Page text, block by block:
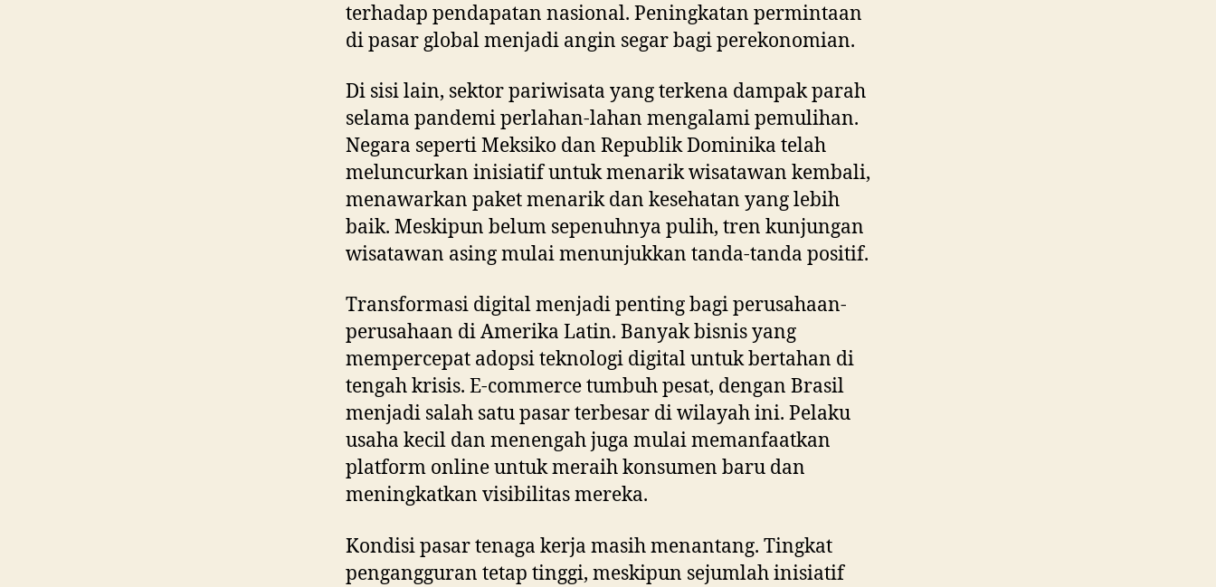
terhadap pendapatan nasional. Peningkatan permintaan
di pasar global menjadi angin segar bagi perekonomian.
Di sisi lain, sektor pariwisata yang terkena dampak parah
selama pandemi perlahan-lahan mengalami pemulihan.
Negara seperti Meksiko dan Republik Dominika telah
meluncurkan inisiatif untuk menarik wisatawan kembali,
menawarkan paket menarik dan kesehatan yang lebih
baik. Meskipun belum sepenuhnya pulih, tren kunjungan
wisatawan asing mulai menunjukkan tanda-tanda positif.
Transformasi digital menjadi penting bagi perusahaan-
perusahaan di Amerika Latin. Banyak bisnis yang
mempercepat adopsi teknologi digital untuk bertahan di
tengah krisis. E-commerce tumbuh pesat, dengan Brasil
menjadi salah satu pasar terbesar di wilayah ini. Pelaku
usaha kecil dan menengah juga mulai memanfaatkan
platform online untuk meraih konsumen baru dan
meningkatkan visibilitas mereka.
Kondisi pasar tenaga kerja masih menantang. Tingkat
pengangguran tetap tinggi, meskipun sejumlah inisiatif